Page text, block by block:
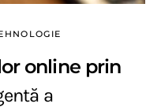
online prin
a